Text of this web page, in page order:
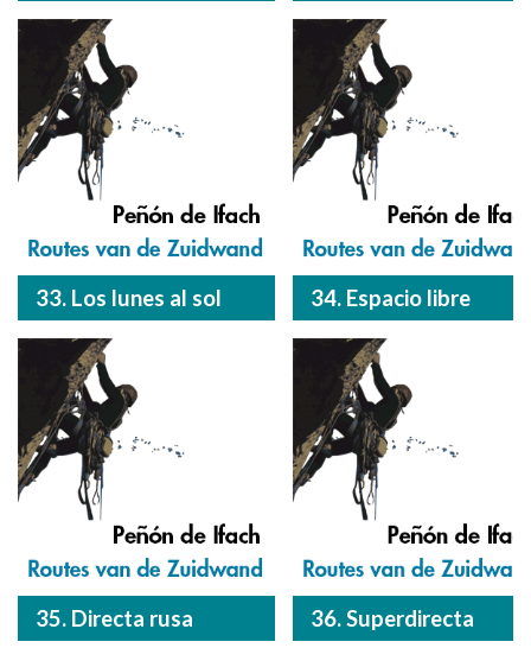
33. Los lunes al sol 34. Espacio libre
35. Directa rusa 36. Superdirecta